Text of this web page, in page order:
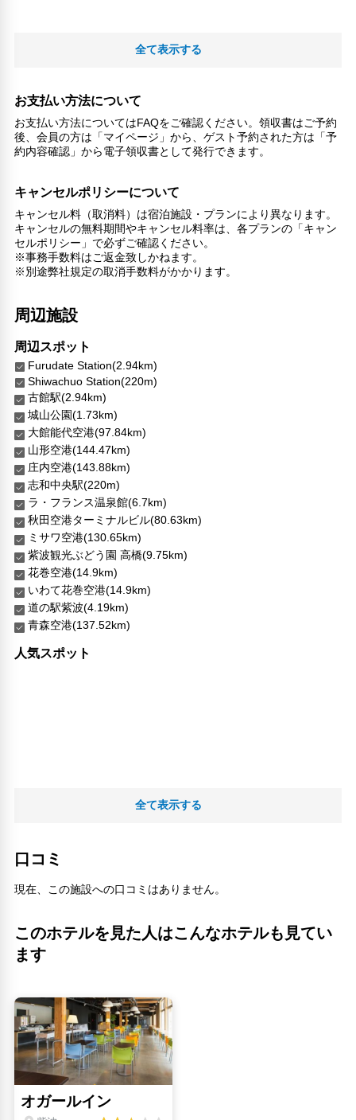
全て表示する
お支払い方法について
お支払い方法についてはFAQをご確認ください。領収書はご予約
後、会員の方は「マイページ」から、ゲスト予約された方は「予
約内容確認」から電子領収書として発行できます。
キャンセルポリシーについて
キャンセル料（取消料）は宿泊施設・プランにより異なります。
キャンセルの無料期間やキャンセル料率は、各プランの「キャン
セルポリシー」で必ずご確認ください。
※事務手数料はご返金致しかねます。
※別途弊社規定の取消手数料がかかります。
周辺施設
周辺スポット
Furudate Station(2.94km)
Shiwachuo Station(220m)
古館駅(2.94km)
城山公園(1.73km)
大館能代空港(97.84km)
山形空港(144.47km)
庄内空港(143.88km)
志和中央駅(220m)
ラ・フランス温泉館(6.7km)
秋田空港ターミナルビル(80.63km)
ミサワ空港(130.65km)
紫波観光ぶどう園 高橋(9.75km)
花巻空港(14.9km)
いわて花巻空港(14.9km)
道の駅紫波(4.19km)
青森空港(137.52km)
人気スポット
全て表示する
口コミ
現在、この施設への口コミはありません。
このホテルを見た人はこんなホテルも見てい
ます